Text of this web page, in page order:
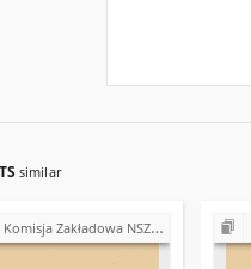
similar
Komisja Zakładowa NSZZ "Solidarność" przy Urzędzie Gminy w Bodzentynie